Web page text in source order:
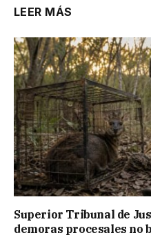
LEER MÁS
Superior Tribunal de
demoras procesales no